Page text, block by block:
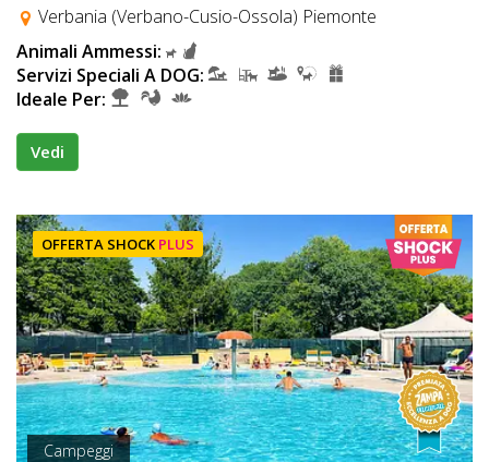
Verbania (Verbano-Cusio-Ossola) Piemonte
Animali Ammessi:
Servizi Speciali A DOG:
Ideale Per:
Vedi
OFFERTA SHOCK PLUS
Campeggi